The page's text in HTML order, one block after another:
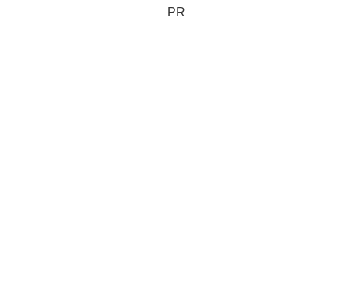
PR